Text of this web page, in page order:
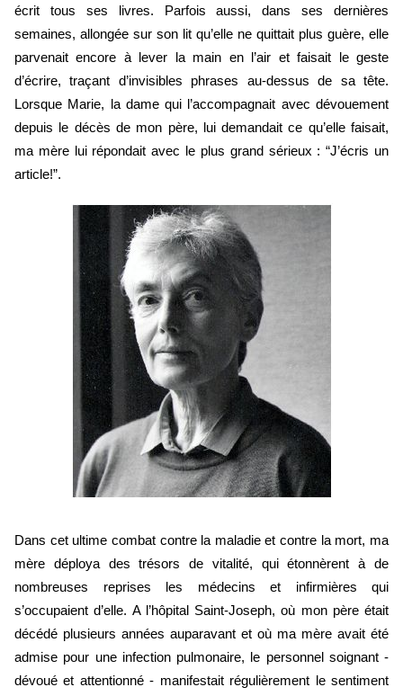
écrit tous ses livres. Parfois aussi, dans ses dernières
semaines, allongée sur son lit qu’elle ne quittait plus guère, elle
parvenait encore à lever la main en l’air et faisait le geste
d’écrire, traçant d’invisibles phrases au-dessus de sa tête.
Lorsque Marie, la dame qui l’accompagnait avec dévouement
depuis le décès de mon père, lui demandait ce qu’elle faisait,
ma mère lui répondait avec le plus grand sérieux : “J’écris un
article!”.
Dans cet ultime combat contre la maladie et contre la mort, ma
mère déploya des trésors de vitalité, qui étonnèrent à de
nombreuses reprises les médecins et infirmières qui
s’occupaient d’elle. A l’hôpital Saint-Joseph, où mon père était
décédé plusieurs années auparavant et où ma mère avait été
admise pour une infection pulmonaire, le personnel soignant -
dévoué et attentionné - manifestait régulièrement le sentiment